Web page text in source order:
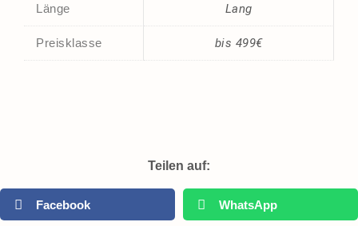
Länge Lang
Preisklasse bis 499€
Teilen auf:
Facebook WhatsApp